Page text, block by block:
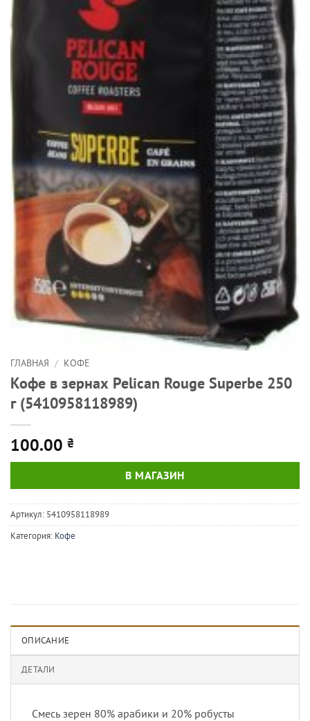
ГЛАВНАЯ / КОФЕ
Кофе в зернах Pelican Rouge Superbe 250
г (5410958118989)
100.00 ₴
В МАГАЗИН
Артикул: 5410958118989
Категория: Кофе
ОПИСАНИЕ
ДЕТАЛИ
Смесь зерен 80% арабики и 20% робусты